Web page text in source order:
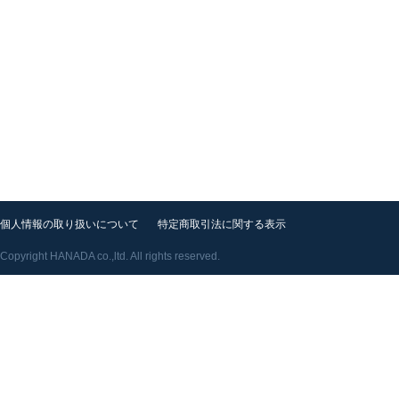
個人情報の取り扱いについて 特定商取引法に関する表示
Copyright HANADA co.,ltd. All rights reserved.